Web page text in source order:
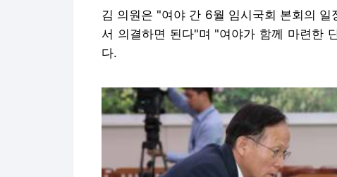
김 의원은 "여야 간 6월 임시국회 본회의
서 의결하면 된다"며 "여야가 함께 마련한
다.